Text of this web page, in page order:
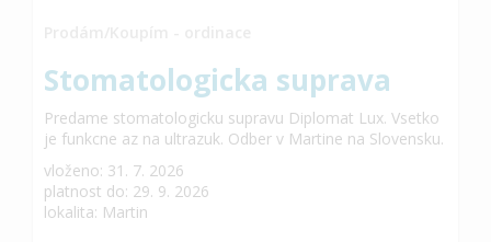
Stomatologicka suprava
Predame stomatologicku supravu Diplomat Lux. Vsetko
je funkcne az na ultrazuk. Odber v Martine na Slovensku.
vloženo: 31. 7. 2026
platnost do: 29. 9. 2026
lokalita: Martin